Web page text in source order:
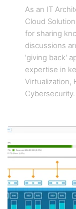
As an IT
Cloud
for sharing
discussions
'giving back'
expertise in
Virtualization,
Cybersecurity.